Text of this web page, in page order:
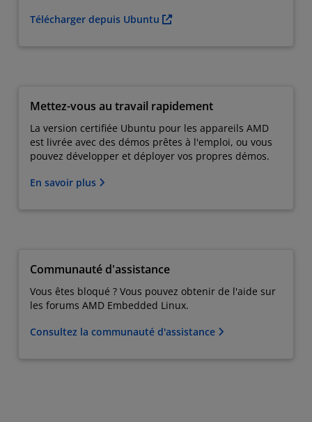
Télécharger depuis Ubuntu
Mettez-vous au travail rapidement
La version certifiée Ubuntu pour les appareils AMD
est livrée avec des démos prêtes à l'emploi, ou vous
pouvez développer et déployer vos propres démos.
En savoir plus
Communauté d'assistance
Vous êtes bloqué ? Vous pouvez obtenir de l'aide sur
les forums AMD Embedded Linux.
Consultez la communauté d'assistance